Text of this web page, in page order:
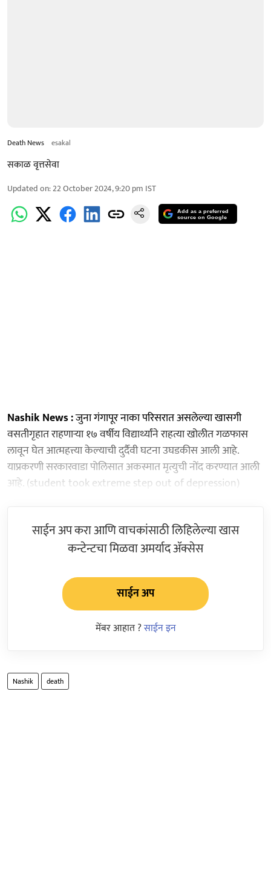
Death News esakal
सकाळ वृत्तसेवा
Updated on:22 October 2024, 9:20 pm IST
Add as a preferred
source on Google
Nashik News :जुना गंगापूर नाका परिसरात असलेल्या खासगी
वसतीगृहात राहणाऱ्या १७ वर्षीय विद्यार्थ्यांने राहत्या खोलीत गळफास
लावून घेत आत्महत्त्या केल्याची दुर्दैवी घटना उघडकीस आली आहे.
याप्रकरणी सरकारवाडा पोलिसात अकस्मात मृत्युची नोंद करण्यात आली
आहे. (student took extreme step out of depression)
साईन अप करा आणि वाचकांसाठी लिहिलेल्या खास
कन्टेन्टचा मिळवा अमर्याद ॲक्सेस
साईन अप
मेंबर आहात ?साईन इन
Nashik death